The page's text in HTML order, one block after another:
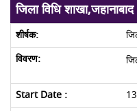
जिला विधि